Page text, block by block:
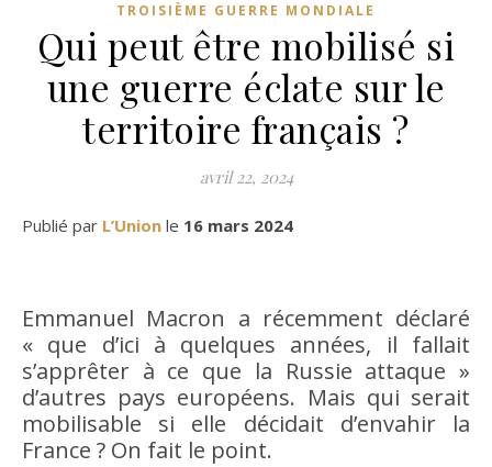
TROISIÈME GUERRE MONDIALE
Qui peut être mobilisé si
une guerre éclate sur le
territoire français ?
avril 22, 2024
Publié par L’Union le 16 mars 2024
Emmanuel Macron a récemment déclaré
« que d’ici à quelques années, il fallait
s’apprêter à ce que la Russie attaque »
d’autres pays européens. Mais qui serait
mobilisable si elle décidait d’envahir la
France ? On fait le point.